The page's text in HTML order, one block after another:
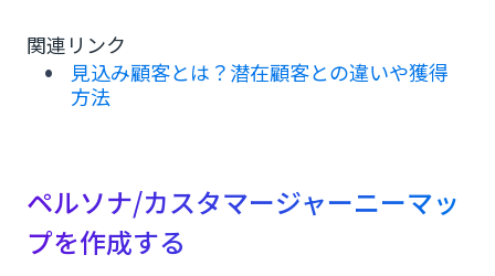
関連リンク
見込み顧客とは？潜在顧客との違いや獲得
方法
ペルソナ/カスタマージャーニーマッ
プを作成する